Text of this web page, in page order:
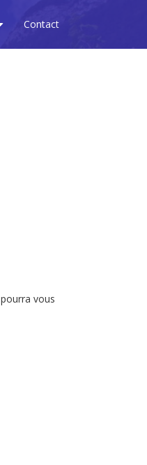
Contact
vous